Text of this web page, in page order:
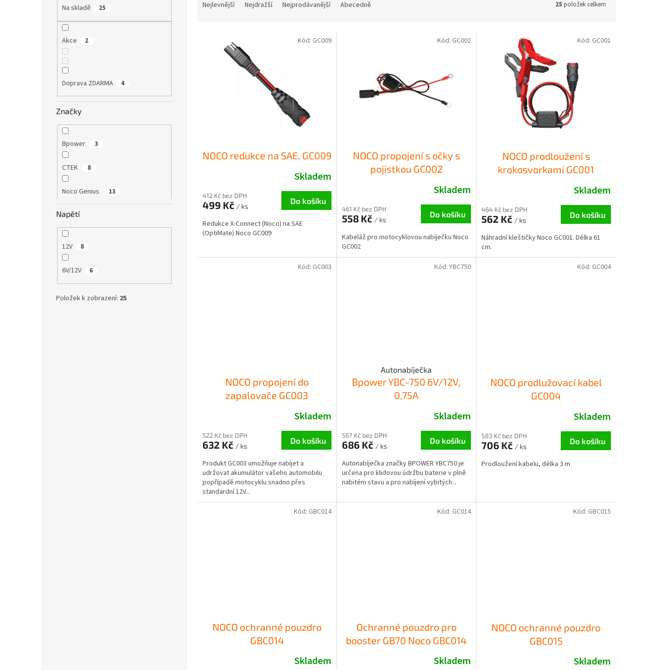
Na skladě 25
Akce 2
Doprava ZDARMA 4
Značky
Bpower 3
CTEK 8
Noco Genius 13
Napětí
12V 8
6V/12V 6
Položek k zobrazení: 25
Nejlevnější Nejdražší Nejprodávanější Abecedně 25 položek celkem
NOCO redukce na SAE, GC009
Skladem
412 Kč bez DPH
499 Kč / ks
Do košíku
Redukce X-Connect (Noco) na SAE
(OptiMate) Noco GC009
Kód: GC009
NOCO propojení s očky s
pojistkou GC002
Skladem
461 Kč bez DPH
558 Kč / ks
Do košíku
Kabeláž pro motocyklovou nabíječku Noco
GC002
Kód: GC002
NOCO prodloužení s
krokosvorkami GC001
Skladem
464 Kč bez DPH
562 Kč / ks
Do košíku
Náhradní kleštičky Noco GC001. Délka 61
cm.
Kód: GC001
NOCO propojení do
zapalovače GC003
Skladem
522 Kč bez DPH
632 Kč / ks
Do košíku
Produkt GC003 umožňuje nabíjet a
udržovat akumulátor vašeho automobilu
popřípadě motocyklu snadno přes
standardní 12V...
Kód: GC003
Autonabíječka
Bpower YBC-750 6V/12V,
0,75A
Skladem
567 Kč bez DPH
686 Kč / ks
Do košíku
Autonabíječka značky BPOWER YBC750 je
určena pro klidovou údržbu baterie v plně
nabitém stavu a pro nabíjení vybitých...
Kód: YBC750
NOCO prodlužovací kabel
GC004
Skladem
583 Kč bez DPH
706 Kč / ks
Do košíku
Prodloužení kabelu, délka 3 m.
Kód: GC004
NOCO ochranné pouzdro
GBC014
Skladem
Kód: GBC014
Ochranné pouzdro pro
booster GB70 Noco GBC014
Skladem
Kód: GC014
NOCO ochranné pouzdro
GBC015
Skladem
Kód: GBC015